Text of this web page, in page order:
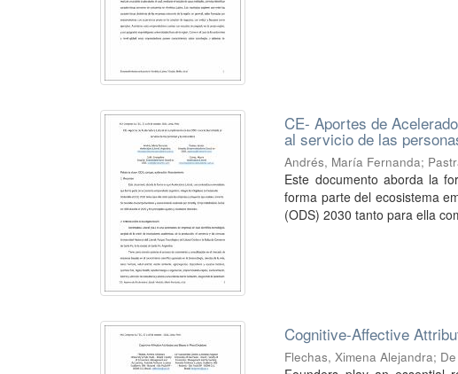
CE- Aportes de
al servicio de las
Andrés, María Fernanda;
Este documento aborda la
forma parte del ecosistema
(ODS) 2030 tanto para ella
Cognitive-Affective
Flechas, Ximena Alejandra;